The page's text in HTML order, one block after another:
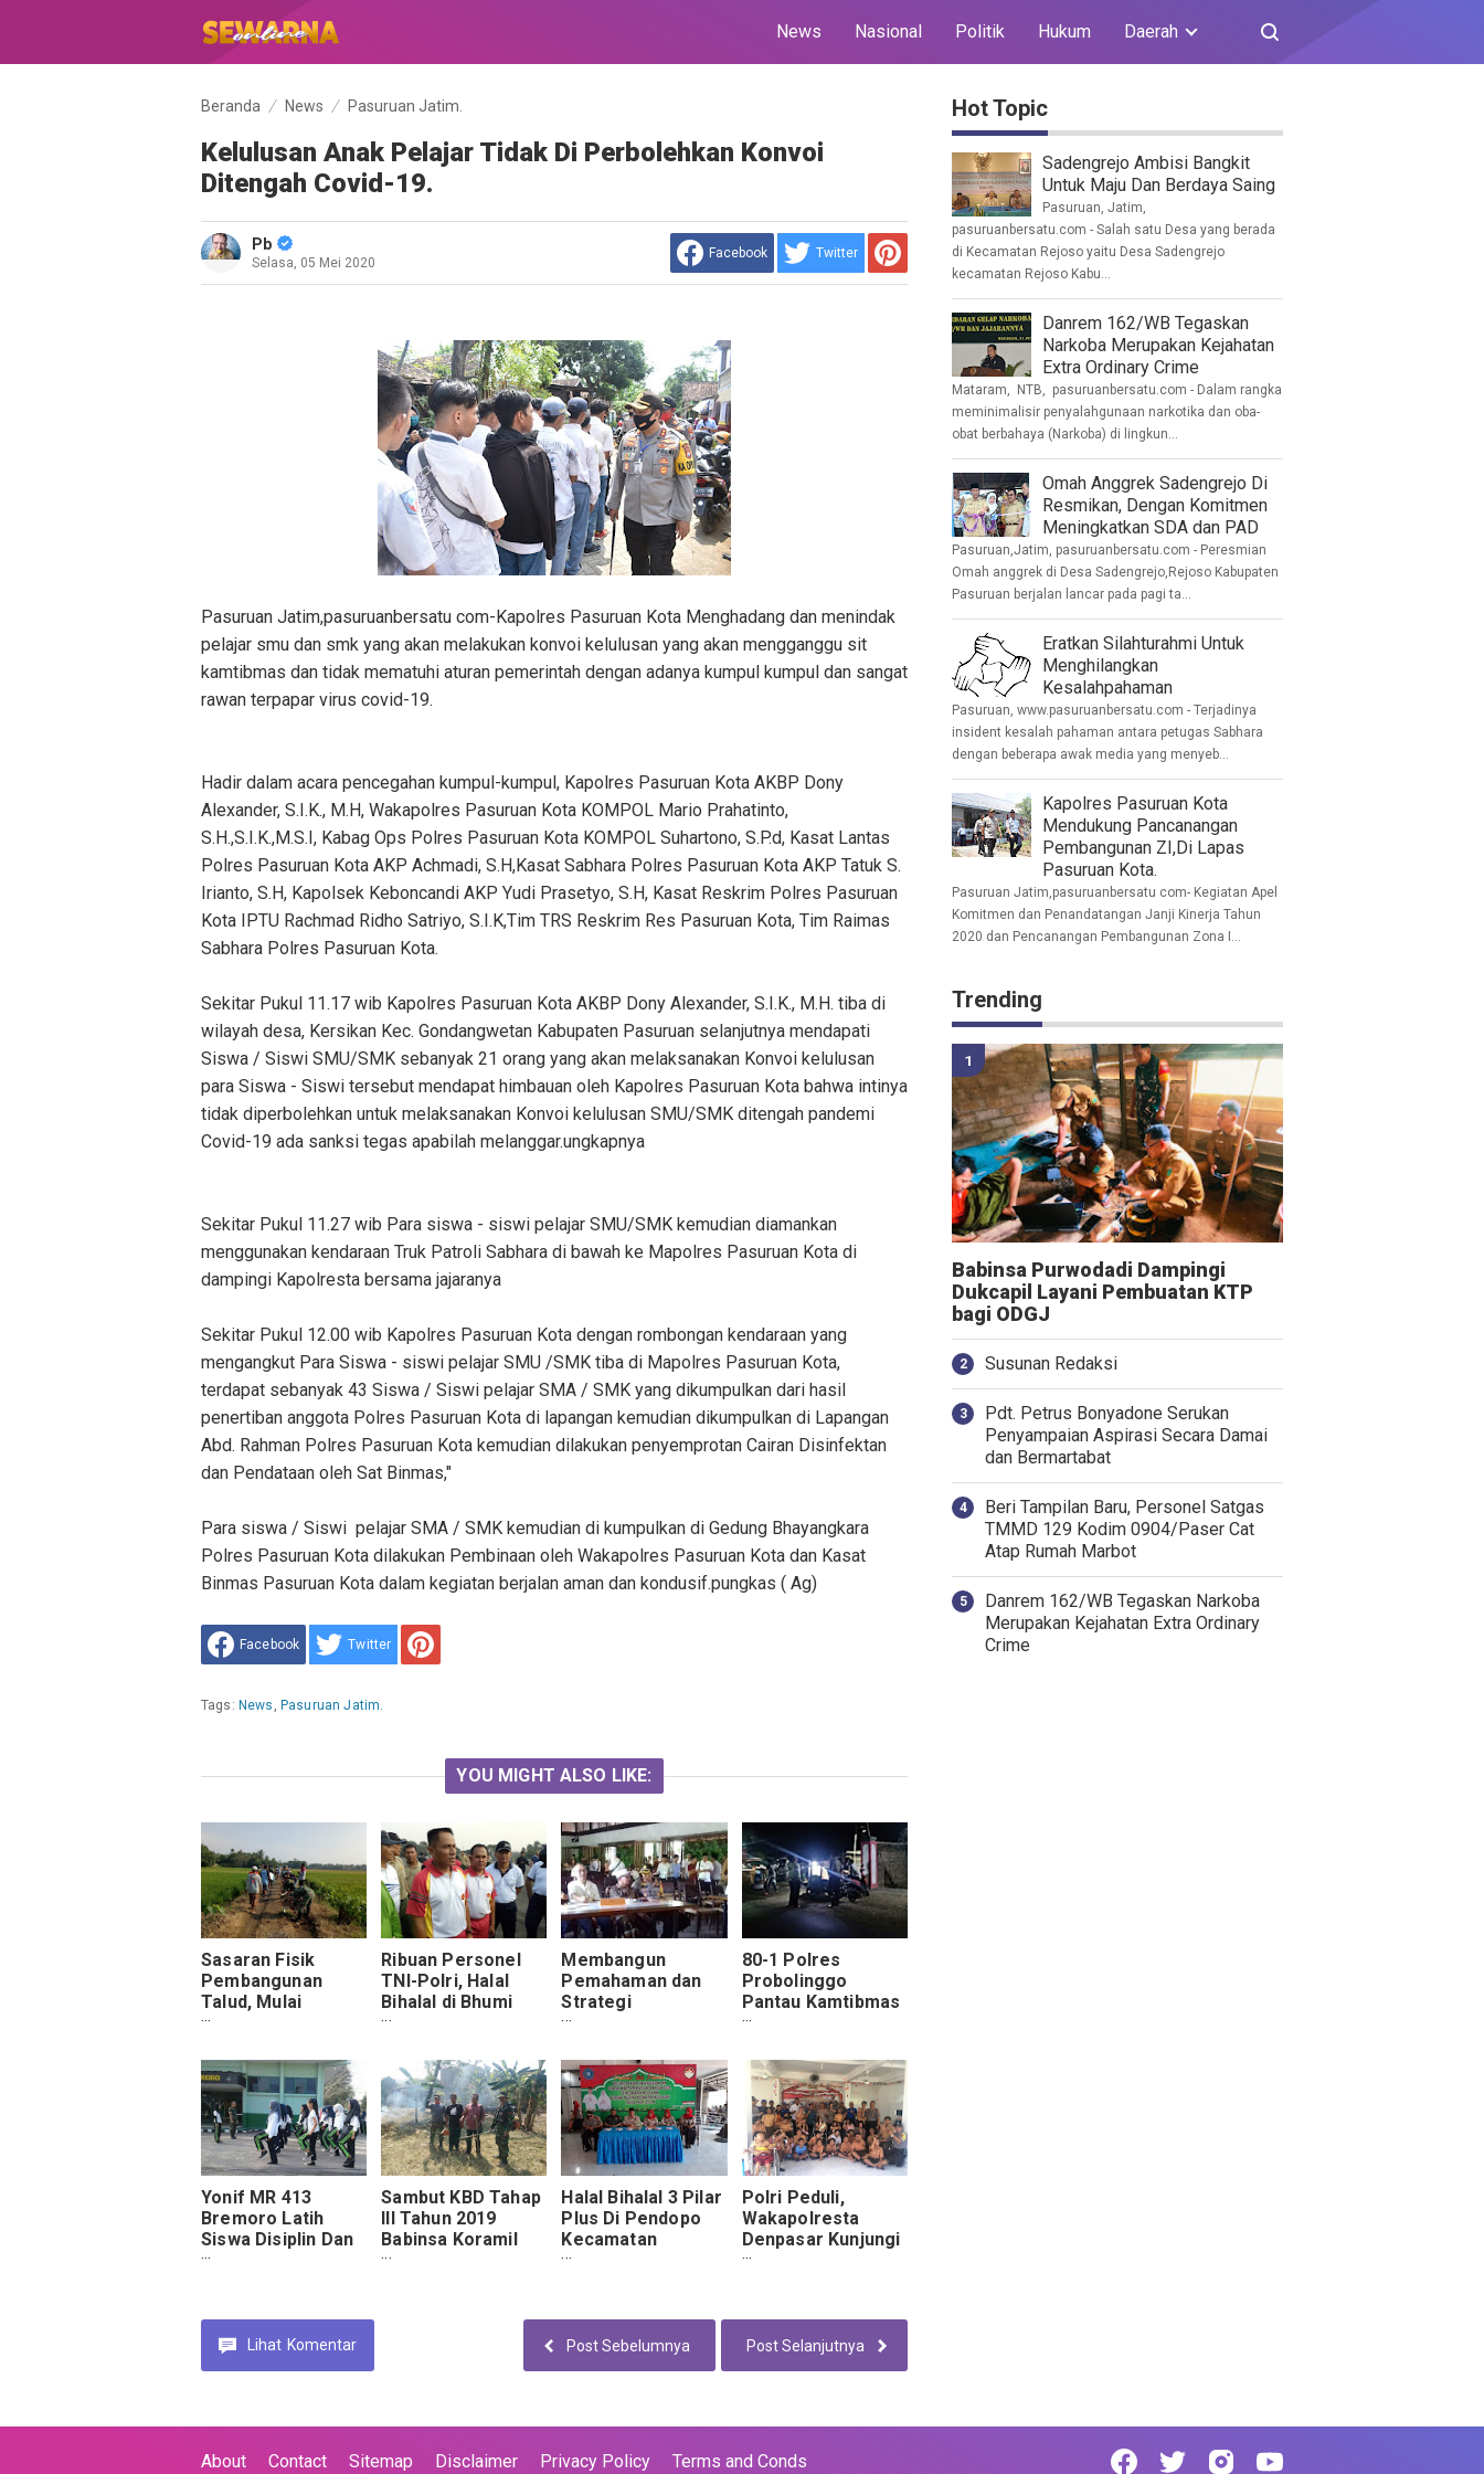
News Nasional Politik Hukum Daerah
Beranda News Pasuruan Jatim.
Kelulusan Anak Pelajar Tidak Di Perbolehkan Konvoi
Ditengah Covid-19.
Pb
Selasa, 05 Mei 2020
Facebook Twitter
Pasuruan Jatim,pasuruanbersatu com-Kapolres Pasuruan Kota Menghadang dan menindak
pelajar smu dan smk yang akan melakukan konvoi kelulusan yang akan mengganggu sit
kamtibmas dan tidak mematuhi aturan pemerintah dengan adanya kumpul kumpul dan sangat
rawan terpapar virus covid-19.
Hadir dalam acara pencegahan kumpul-kumpul, Kapolres Pasuruan Kota AKBP Dony
Alexander, S.I.K., M.H, Wakapolres Pasuruan Kota KOMPOL Mario Prahatinto,
S.H.,S.I.K.,M.S.I, Kabag Ops Polres Pasuruan Kota KOMPOL Suhartono, S.P.d, Kasat Lantas
Polres Pasuruan Kota AKP Achmadi, S.H,Kasat Sabhara Polres Pasuruan Kota AKP Tatuk S.
Irianto, S.H, Kapolsek Keboncandi AKP Yudi Prasetyo, S.H, Kasat Reskrim Polres Pasuruan
Kota IPTU Rachmad Ridho Satriyo, S.I.K,Tim TRS Reskrim Res Pasuruan Kota, Tim Raimas
Sabhara Polres Pasuruan Kota.
Sekitar Pukul 11.17 wib Kapolres Pasuruan Kota AKBP Dony Alexander, S.I.K., M.H. tiba di
wilayah desa, Kersikan Kec. Gondangwetan Kabupaten Pasuruan selanjutnya mendapati
Siswa / Siswi SMU/SMK sebanyak 21 orang yang akan melaksanakan Konvoi kelulusan
para Siswa - Siswi tersebut mendapat himbauan oleh Kapolres Pasuruan Kota bahwa intinya
tidak diperbolehkan untuk melaksanakan Konvoi kelulusan SMU/SMK ditengah pandemi
Covid-19 ada sanksi tegas apabilah melanggar.ungkapnya
Sekitar Pukul 11.27 wib Para siswa - siswi pelajar SMU/SMK kemudian diamankan
menggunakan kendaraan Truk Patroli Sabhara di bawah ke Mapolres Pasuruan Kota di
dampingi Kapolresta bersama jajaranya
Sekitar Pukul 12.00 wib Kapolres Pasuruan Kota dengan rombongan kendaraan yang
mengangkut Para Siswa - siswi pelajar SMU /SMK tiba di Mapolres Pasuruan Kota,
terdapat sebanyak 43 Siswa / Siswi pelajar SMA / SMK yang dikumpulkan dari hasil
penertiban anggota Polres Pasuruan Kota di lapangan kemudian dikumpulkan di Lapangan
Abd. Rahman Polres Pasuruan Kota kemudian dilakukan penyemprotan Cairan Disinfektan
dan Pendataan oleh Sat Binmas,"
Para siswa / Siswi pelajar SMA / SMK kemudian di kumpulkan di Gedung Bhayangkara
Polres Pasuruan Kota dilakukan Pembinaan oleh Wakapolres Pasuruan Kota dan Kasat
Binmas Pasuruan Kota dalam kegiatan berjalan aman dan kondusif.pungkas ( Ag)
Facebook Twitter
Tags: News , Pasuruan Jatim.
YOU MIGHT ALSO LIKE:
Sasaran Fisik
Pembangunan
Talud, Mulai
Digarap Satgas
Cilacap
Ribuan Personel
TNI-Polri, Halal
Bihalal di Bhumi
Marinir Karang
Membangun
Pemahaman dan
Strategi
Mengantisipasi
80-1 Polres
Probolinggo
Pantau Kamtibmas
Pemukiman Warga
Yonif MR 413
Bremoro Latih
Siswa Disiplin Dan
Berkarakter
Sambut KBD Tahap
III Tahun 2019
Babinsa Koramil
04/Jebres Ajak
Halal Bihalal 3 Pilar
Plus Di Pendopo
Kecamatan
Mojolaban
Polri Peduli,
Wakapolresta
Denpasar Kunjungi
Anak Cacat
Lihat Komentar Post Selanjutnya
Post Sebelumnya
Hot Topic
Sadengrejo Ambisi Bangkit
Untuk Maju Dan Berdaya Saing
Pasuruan, Jatim,
pasuruanbersatu.com - Salah satu Desa yang berada
di Kecamatan Rejoso yaitu Desa Sadengrejo
kecamatan Rejoso Kabu...
Danrem 162/WB Tegaskan
Narkoba Merupakan Kejahatan
Extra Ordinary Crime
Mataram, NTB, pasuruanbersatu.com - Dalam rangka
meminimalisir penyalahgunaan narkotika dan oba-
obat berbahaya (Narkoba) di lingkun...
Omah Anggrek Sadengrejo Di
Resmikan, Dengan Komitmen
Meningkatkan SDA dan PAD
Pasuruan,Jatim, pasuruanbersatu.com - Peresmian
Omah anggrek di Desa Sadengrejo,Rejoso Kabupaten
Pasuruan berjalan lancar pada pagi ta...
Eratkan Silahturahmi Untuk
Menghilangkan
Kesalahpahaman
Pasuruan, www.pasuruanbersatu.com - Terjadinya
insident kesalah pahaman antara petugas Sabhara
dengan beberapa awak media yang menyeb...
Kapolres Pasuruan Kota
Mendukung Pancanangan
Pembangunan ZI,Di Lapas
Pasuruan Kota.
Pasuruan Jatim,pasuruanbersatu com- Kegiatan Apel
Komitmen dan Penandatangan Janji Kinerja Tahun
2020 dan Pencanangan Pembangunan Zona I...
Trending
Babinsa Purwodadi Dampingi
Dukcapil Layani Pembuatan KTP
bagi ODGJ
Susunan Redaksi
Pdt. Petrus Bonyadone Serukan
Penyampaian Aspirasi Secara Damai
dan Bermartabat
Beri Tampilan Baru, Personel Satgas
TMMD 129 Kodim 0904/Paser Cat
Atap Rumah Marbot
Danrem 162/WB Tegaskan Narkoba
Merupakan Kejahatan Extra Ordinary
Crime
About Contact Sitemap Disclaimer Privacy Policy Terms and Conds